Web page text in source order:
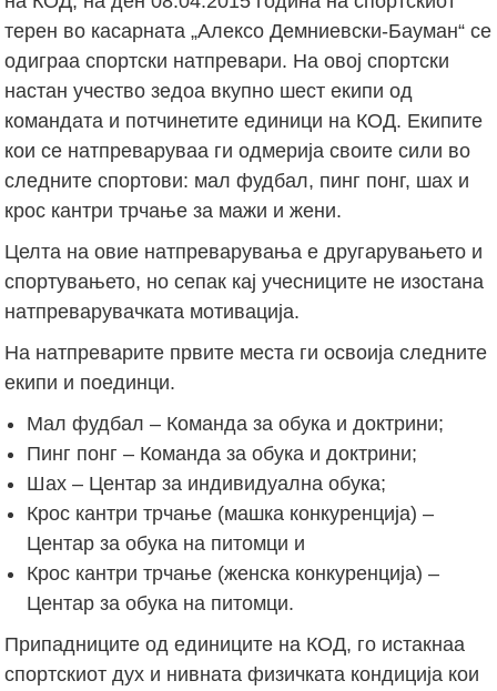
терен во касарната „Алексо Демниевски-Бауман“ се
одиграа спортски натпревари. На овој спортски
настан учество зедоа вкупно шест екипи од
командата и потчинетите единици на КОД. Екипите
кои се натпреваруваа ги одмерија своите сили во
следните спортови: мал фудбал, пинг понг, шах и
крос кантри трчање за мажи и жени.
Целта на овие натпреварувања е другарувањето и
спортувањето, но сепак кај учесниците не изостана
натпреварувачката мотивација.
На натпреварите првите места ги освоија следните
екипи и поединци.
Мал фудбал – Команда за обука и доктрини;
Пинг понг – Команда за обука и доктрини;
Шах – Центар за индивидуална обука;
Крос кантри трчање (машка конкуренција) –
Центар за обука на питомци и
Крос кантри трчање (женска конкуренција) –
Центар за обука на питомци.
Припадниците од единиците на КОД, го истакнаа
спортскиот дух и нивната физичката кондиција кои